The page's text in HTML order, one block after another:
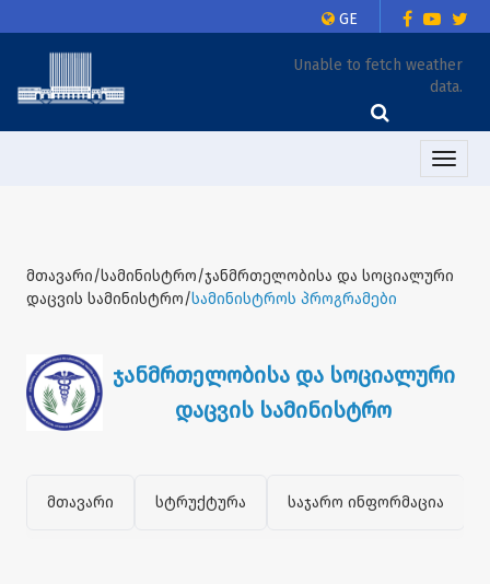
GE
Unable to fetch weather
data.
Toggle
მთავარი/სამინისტრო/ჯანმრთელობისა და სოციალური
დაცვის სამინისტრო/სამინისტროს პროგრამები
ჯანმრთელობისა და სოციალური
დაცვის სამინისტრო
მთავარი სტრუქტურა საჯარო ინფორმაცია